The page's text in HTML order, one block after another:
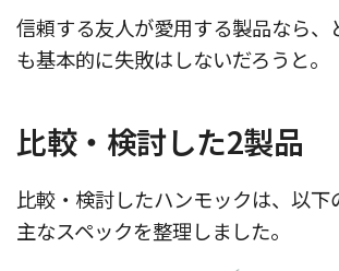
信頼する友人が愛用する製品なら、
も基本的に失敗はしないだろうと。
比較・検討した2製品
比較・検討したハンモックは、以下
主なスペックを整理しました。